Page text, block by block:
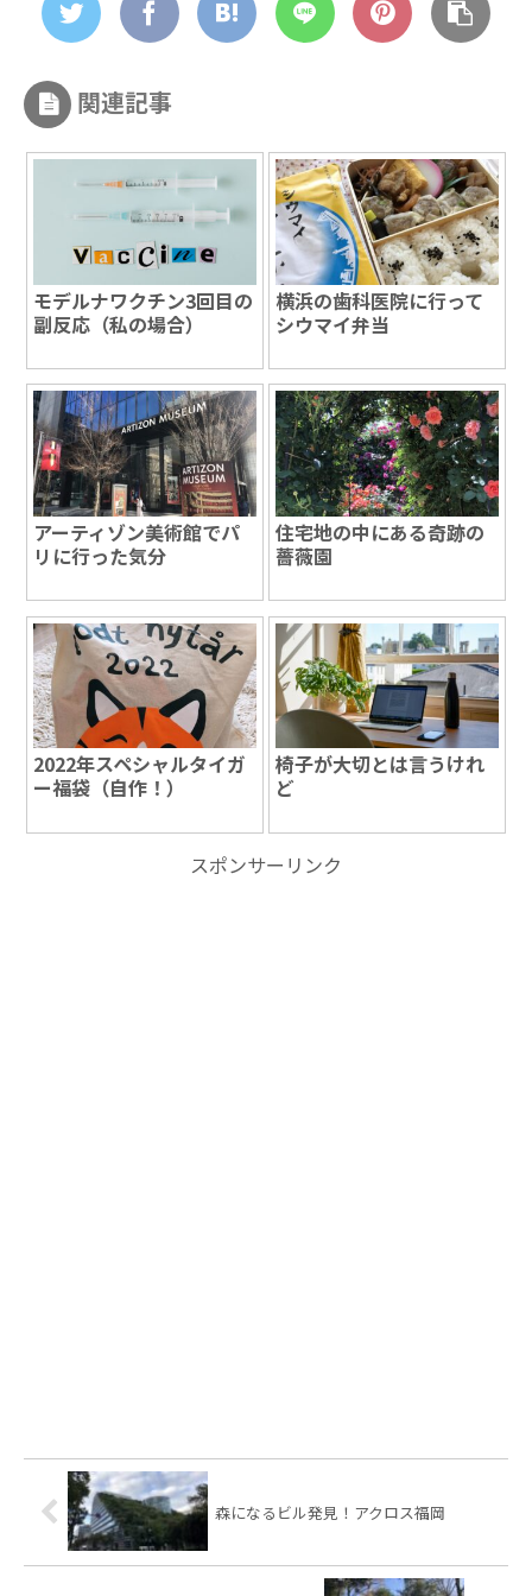
関連記事
モデルナワクチン3回目の
副反応（私の場合）
横浜の歯科医院に行って
シウマイ弁当
アーティゾン美術館でパ
リに行った気分
住宅地の中にある奇跡の
薔薇園
2022年スペシャルタイガ
ー福袋（自作！）
椅子が大切とは言うけれ
ど
スポンサーリンク
森になるビル発見！アクロス福岡